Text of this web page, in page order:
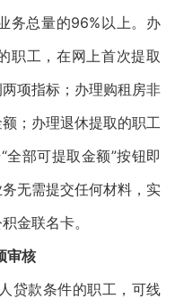
务总量的96%以上。办
职工，在网上首次提取
项指标；办理购租房非
；办理退休提取的职工
全部可提取金额”按钮即
无需提交任何材料，实
金联名卡。
审核
贷款条件的职工，可线